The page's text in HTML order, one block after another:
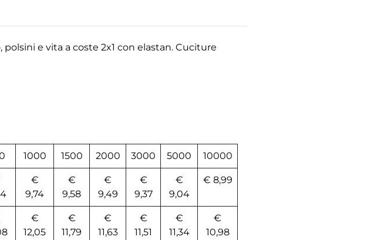
e vita a coste 2x1 con elastan. Cuciture
1000 1500 2000 3000 5000 10000
€
9,74
€
9,58
€
9,49
€
9,37
€
9,04
€ 8,99
€
12,05
€
11,79
€
11,63
€
11,51
€
11,34
€
10,98